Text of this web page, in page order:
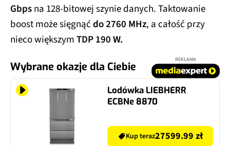
Gbpsna 128-bitowej szynie danych. Taktowanie
boost może sięgnąćdo 2760 MHz, a całość przy
nieco większymTDP 190 W.
Wybrane okazje dla Ciebie
REKLAMA
Lodówka LIEBHERR
ECBNe 8870
Kup teraz27599.99 zł